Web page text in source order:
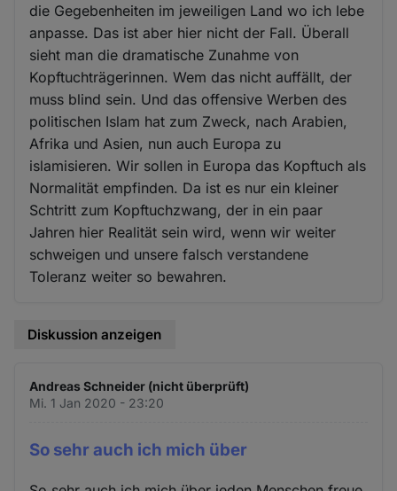
die Gegebenheiten im jeweiligen Land wo ich lebe
anpasse. Das ist aber hier nicht der Fall. Überall
sieht man die dramatische Zunahme von
Kopftuchträgerinnen. Wem das nicht auffällt, der
muss blind sein. Und das offensive Werben des
politischen Islam hat zum Zweck, nach Arabien,
Afrika und Asien, nun auch Europa zu
islamisieren. Wir sollen in Europa das Kopftuch als
Normalität empfinden. Da ist es nur ein kleiner
Schtritt zum Kopftuchzwang, der in ein paar
Jahren hier Realität sein wird, wenn wir weiter
schweigen und unsere falsch verstandene
Toleranz weiter so bewahren.
Diskussion anzeigen
Andreas Schneider (nicht überprüft)
Mi. 1 Jan 2020 - 23:20
So sehr auch ich mich über